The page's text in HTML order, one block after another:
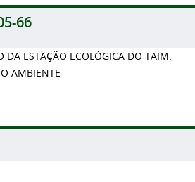
66
ESTAÇÃO ECOLÓGICA DO TAIM.
AMBIENTE